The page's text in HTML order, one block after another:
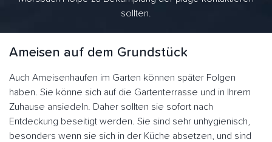
sollten.
Ameisen auf dem Grundstück
Auch Ameisenhaufen im Garten können später Folgen
haben. Sie könne sich auf die Gartenterrasse und in Ihrem
Zuhause ansiedeln. Daher sollten sie sofort nach
Entdeckung beseitigt werden. Sie sind sehr unhygienisch,
besonders wenn sie sich in der Küche absetzen, und sind